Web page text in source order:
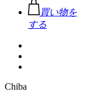
買い物を
する
Chiba